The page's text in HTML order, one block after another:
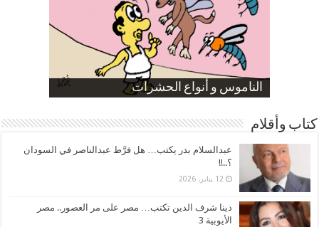
الناموس و أنواع الحشرات
الموظفين بعد ارتفاع الأسعار
ارتفاع نسبة الطلاق في مصر
صورة كاركاتيرية
صورة كاركاتيرية
كتاب وأقلام
عبدالسلام بدر يكتب… هل فرَّط عبدالناصر في السودان
؟..!!
12 يناير، 2026
دينا شرف الدين تكتب… مصر على مر العصور.. مصر
الأيوبية 3